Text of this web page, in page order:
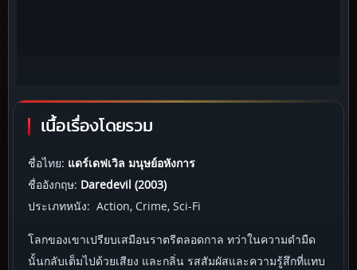
เนื้อเรื่องโดยรวม
ชื่อไทย: แดร์เดฟเวิล มนุษย์อหังการ
ชื่ออังกฤษ: Daredevil (2003)
ประเภทหนัง: Action, Crime, Sci-Fi
โลกของเขาเปรียบเสมือนราตรีตลอดกาล ทว่าในความดำมืด
นั้นกลับเต็มไปด้วยเสียง และกลิ่น รสสัมผัสและความรู้สึกที่แทบ